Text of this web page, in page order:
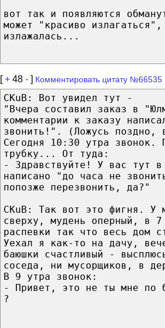
вот так и появляются
может "красиво
излажалась...
[+ 48 - ] Комментировать цитату №66535
CKuB: Вот увидел тут -
"Вчера составил заказ в
комментарии к заказу
звонить!". (Ложусь поздно,
Сегодня 10:30 утра звонок.
трубку... От туда:
- Здравствуйте! У вас тут в
написано "до часа не
попозже перезвонить, да?"
CKuB: Так вот это фигня. У
сверху, мудень оперный, в 7
распевки так что весь дом
Уехал я как-то на дачу,
баюшки счастливый -
соседа, ни мусорщиков, в
В 9 утра звонок:
- Привет, это не ты мне по
?